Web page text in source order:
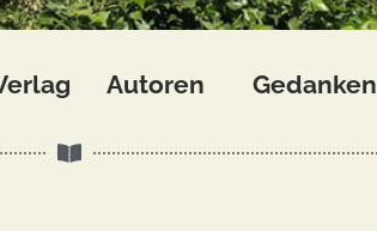
Autoren Gedanken